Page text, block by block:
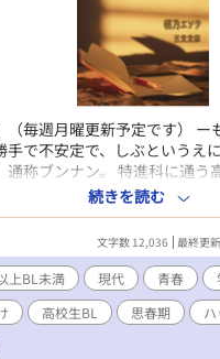
（毎週月曜更新予定です）
手で不安定で、しぶというえ
通称ブンナン。 特進科に通う
）は、進路希望調査票を白紙
ル」でバイトを続けている。
手の女の子が多い旭は、刹那
さは学校中に知れ渡っていた
のつむぎ）もポポールで働
視線すら合わせてくれない。
出された旭は、同じく白紙
バイト先、同じ白紙の進路
続きを読む
文字数 12,036 最終更
上BL未満 現代 青春
高校生BL 思春期